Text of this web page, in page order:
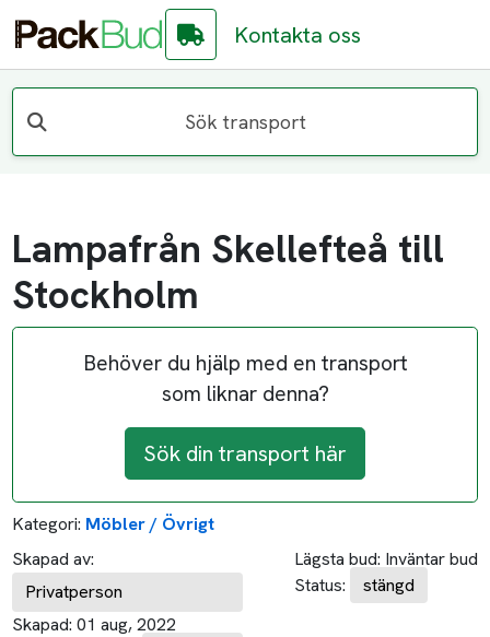
Kontakta oss
Sök transport
Lampafrån Skellefteå till
Stockholm
Behöver du hjälp med en transport
som liknar denna?
Sök din transport här
Kategori: Möbler / Övrigt
Skapad av:
Privatperson
Skapad: 01 aug, 2022
Lägsta bud: Inväntar bud
Status:
stängd